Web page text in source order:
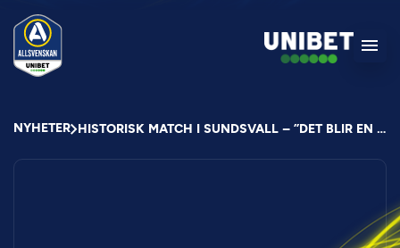
NYHETER HISTORISK MATCH I SUNDSVALL – ”DET BLIR EN UTMANING”